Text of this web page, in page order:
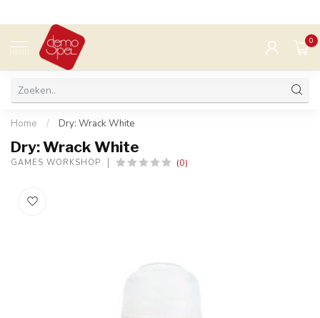
MENU
0
Home / Dry: Wrack White
Dry: Wrack White
GAMES WORKSHOP (0)